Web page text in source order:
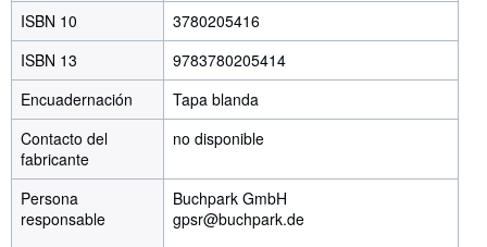
ISBN 10
3780205416
ISBN 13
9783780205414
Encuadernación
Tapa blanda
Contacto del
fabricante
no disponible
Persona
responsable
Buchpark GmbH
gpsr@buchpark.de